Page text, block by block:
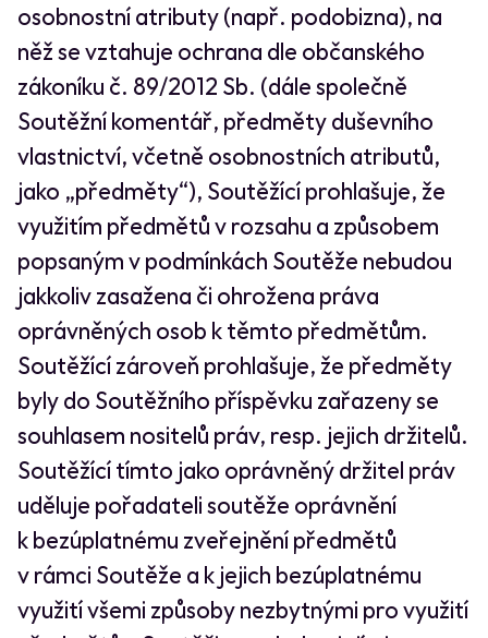
osobnostní atributy (např. podobizna), na
něž se vztahuje ochrana dle občanského
zákoníku č. 89/2012 Sb. (dále společně
Soutěžní komentář, předměty duševního
vlastnictví, včetně osobnostních atributů,
jako „předměty“), Soutěžící prohlašuje, že
využitím předmětů v rozsahu a způsobem
popsaným v podmínkách Soutěže nebudou
jakkoliv zasažena či ohrožena práva
oprávněných osob k těmto předmětům.
Soutěžící zároveň prohlašuje, že předměty
byly do Soutěžního příspěvku zařazeny se
souhlasem nositelů práv, resp. jejich držitelů.
Soutěžící tímto jako oprávněný držitel práv
uděluje pořadateli soutěže oprávnění
k bezúplatnému zveřejnění předmětů
v rámci Soutěže a k jejich bezúplatnému
využití všemi způsoby nezbytnými pro využití